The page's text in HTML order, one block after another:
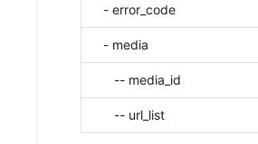
   - error_code
   - media
      -- media_id
      -- url_list